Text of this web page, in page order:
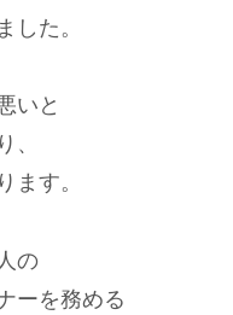
した。
いと
、
ます。
の
ーを務める